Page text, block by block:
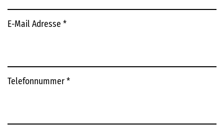
E-Mail Adresse *
Telefonnummer*